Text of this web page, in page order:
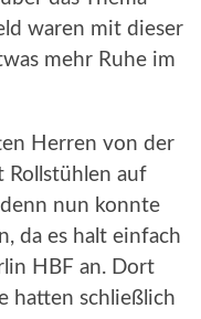
waren mit dieser
mehr Ruhe im
Herren von der
Rollstühlen auf
nun konnte
da es halt einfach
HBF an. Dort
hatten schließlich